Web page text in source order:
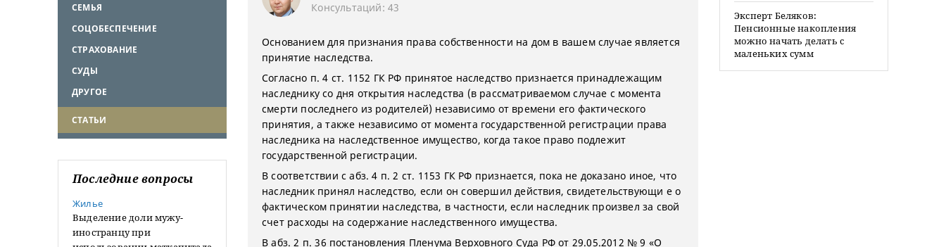
СЕМЬЯ
СОЦОБЕСПЕЧЕНИЕ
СТРАХОВАНИЕ
СУДЫ
ДРУГОЕ
СТАТЬИ
Последние вопросы
Жилье
Выделение доли мужу-
иностранцу при
Консультаций: 43
Основанием для признания права собственности на дом в вашем случае является
принятие наследства.
Согласно п. 4 ст. 1152 ГК РФ принятое наследство признается принадлежащим
наследнику со дня открытия наследства (в рассматриваемом случае с момента
смерти последнего из родителей) независимо от времени его фактического
принятия, а также независимо от момента государственной регистрации права
наследника на наследственное имущество, когда такое право подлежит
государственной регистрации.
В соответствии с абз. 4 п. 2 ст. 1153 ГК РФ признается, пока не доказано иное, что
наследник принял наследство, если он совершил действия, свидетельствующи е о
фактическом принятии наследства, в частности, если наследник произвел за свой
счет расходы на содержание наследственного имущества.
В абз. 2 п. 36 постановления Пленума Верховного Суда РФ от 29.05.2012 № 9 «О
Эксперт Беляков:
Пенсионные накопления
можно начать делать с
маленьких сумм